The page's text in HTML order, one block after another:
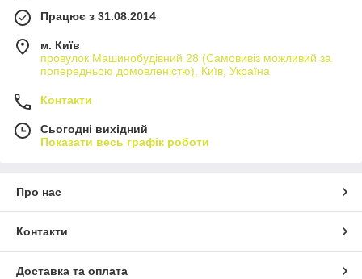
Працює з 31.08.2014
м. Київ
провулок Машинобудівний 28 (Самовивіз можливий за
попередньою домовленістю), Київ, Україна
Контакти
Сьогодні вихідний
Показати весь графік роботи
Про нас
Контакти
Доставка та оплата